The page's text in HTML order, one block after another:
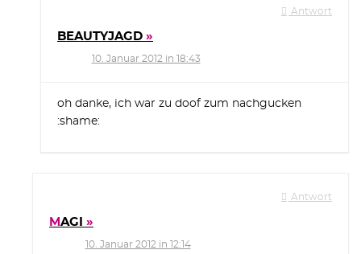
Antwort
BEAUTYJAGD
10. Januar 2012 in 18:43
oh danke, ich war zu doof zum nachgucken
:shame:
Antwort
MAGI
10. Januar 2012 in 12:14